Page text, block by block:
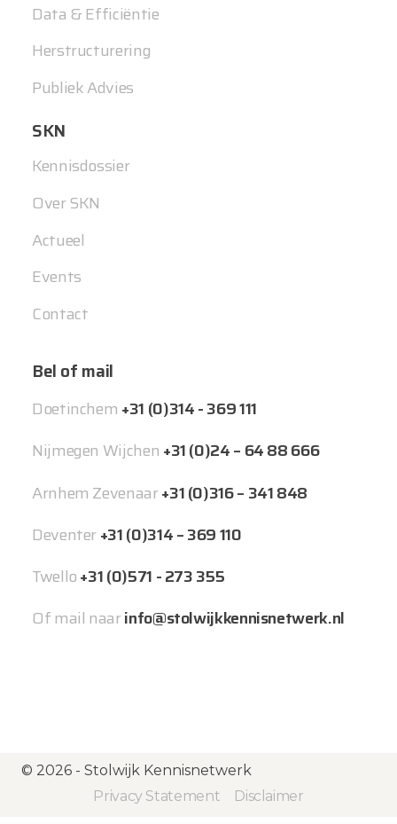
Data & Efficiëntie
Herstructurering
Publiek Advies
SKN
Kennisdossier
Over SKN
Actueel
Events
Contact
Bel of mail
Doetinchem +31 (0)314 - 369 111
Nijmegen Wijchen +31 (0)24 – 64 88 666
Arnhem Zevenaar+31 (0)316 – 341 848
Deventer+31 (0)314 – 369 110
Twello+31 (0)571 - 273 355
Of mail naarinfo@stolwijkkennisnetwerk.nl
© 2026 - Stolwijk Kennisnetwerk
Privacy Statement
Disclaimer